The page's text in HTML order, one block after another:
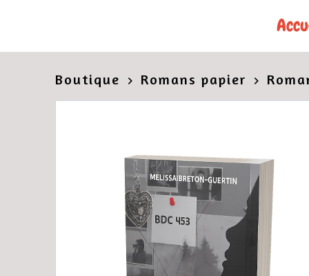
Boutique Romans papier